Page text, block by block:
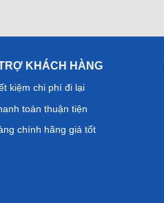
KHÁCH HÀNG
kiệm chi phí đi lại
toán thuận tiện
chính hãng giá tốt